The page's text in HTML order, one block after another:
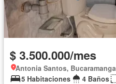
$ 3.500.000/mes
Antonia Santos, Bucaramanga
5 Habitaciones
4 Baños